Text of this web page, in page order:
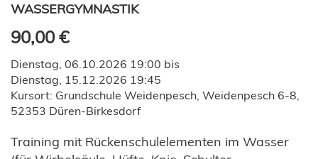
WASSERGYMNASTIK
90,00 €
Dienstag, 06.10.2026 19:00 bis
Dienstag, 15.12.2026 19:45
Kursort: Grundschule Weidenpesch, Weidenpesch 6-8,
52353 Düren-Birkesdorf
Training mit Rückenschulelementen im Wasser